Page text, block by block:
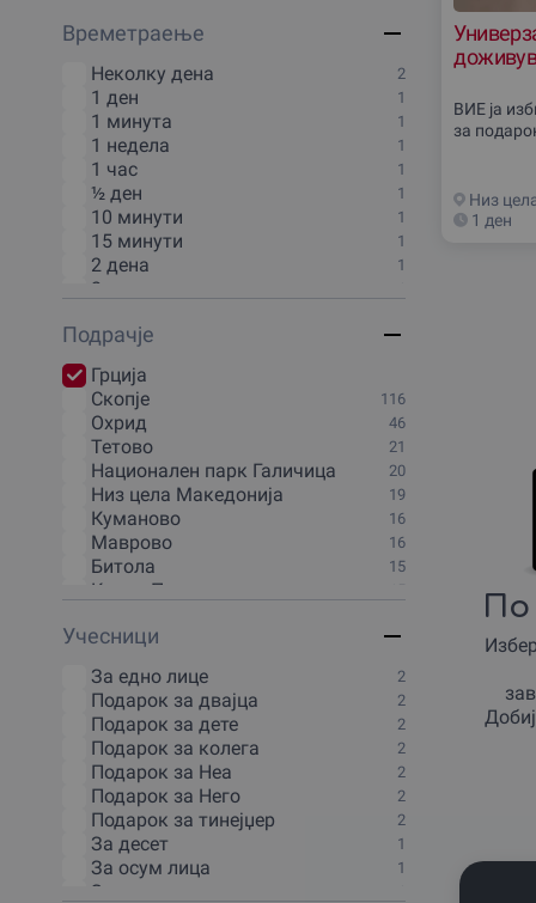
Одмор и викенд 1
доживување
1
Масажи и SPA 1
Туризам и патувања 1
Кулинарски задоволства 1
Уметност и култура 1
Онлајн доживувања 1
Времетраење
Неколку дена 2
1 ден 1
1 минута 1
1 недела 1
1 час 1
½ ден 1
10 минути 1
15 минути 1
2 дена 1
2 часа
20 минути 1
30 минути
4 часа 1
40 минути 1
45 минути 1
5 минути 1
5 часа 1
50 минути 1
6 часа 1
70 минути 1
80 минути 1
Викенд
Подрачjе
Грциjа
Скопjе
116
Охрид 46
Тетово 21
Национален парк Галичица 20
Низ цела Македониjа 19
Куманово 16
Маврово 16
Битола 15
Крива Паланка
Демир-Капиjа 13
Национален парк Маврово 12
Струга 12
Берово 11
Делчево 11
Крушево 11
Неготино 10
Велес 9
Гевгелиjа 9
Национален парк Пелистер 9
Учесници
За едно лице 2
Подарок за двајца 2
Подарок за дете 2
Подарок за колега 2
Подарок за Неа 2
Подарок за Него 2
Подарок за тинејџер 2
За десет 1
За осум лица 1
За пет лица
ВИЕ ја
за
Низ
1 ден
По